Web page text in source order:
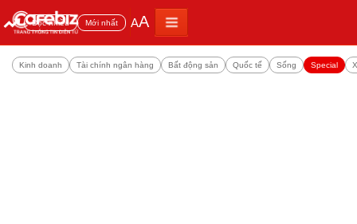
Đọc nhiều Mới nhất AA
Kinh doanh Tài chính ngân hàng Bất động sản Quốc tế Sống Special